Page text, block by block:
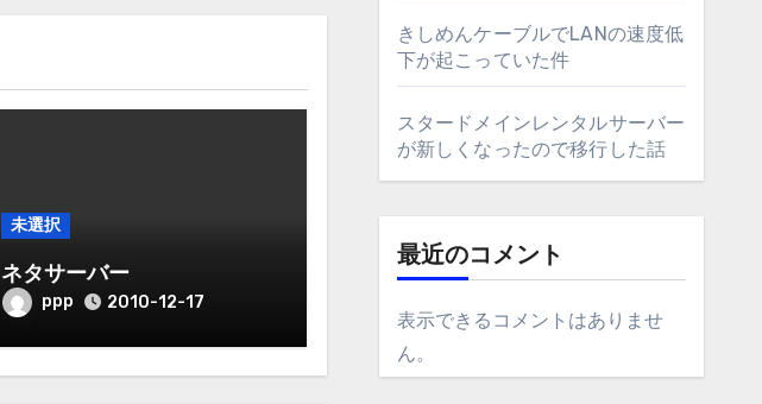
未選択
ネタサーバー
ppp 2010-12-17
きしめんケーブルでLANの速度低
下が起こっていた件
スタードメインレンタルサーバー
が新しくなったので移行した話
最近のコメント
表示できるコメントはありませ
ん。